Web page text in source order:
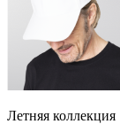
Летняя коллекция